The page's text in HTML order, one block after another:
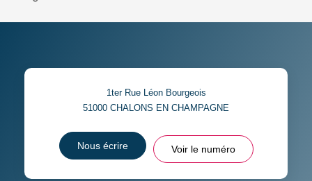
1ter Rue Léon Bourgeois
51000 CHALONS EN CHAMPAGNE
Nous écrire Voir le numéro